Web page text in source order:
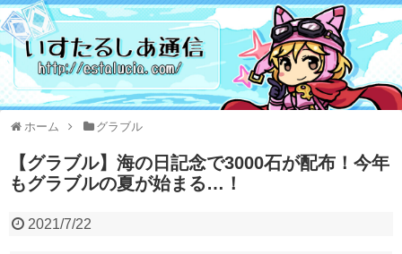
ホーム グラブル
【グラブル】海の日記念で3000石が配布！今年
もグラブルの夏が始まる…！
2021/7/22